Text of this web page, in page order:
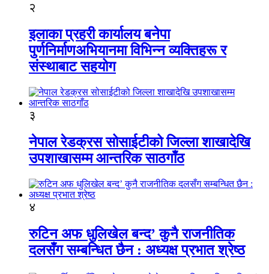
२
इलाका प्रहरी कार्यालय बनेपा
पुर्णनिर्माणअभियानमा विभिन्न व्यक्तिहरू र
संस्थाबाट सहयोग
३
नेपाल रेडक्रस सोसाईटीको जिल्ला शाखादेखि
उपशाखासम्म आन्तरिक साठगाँठ
४
रुटिन अफ धुलिखेल बन्द’ कुनै राजनीतिक
दलसँग सम्बन्धित छैन : अध्यक्ष प्रभात श्रेष्ठ